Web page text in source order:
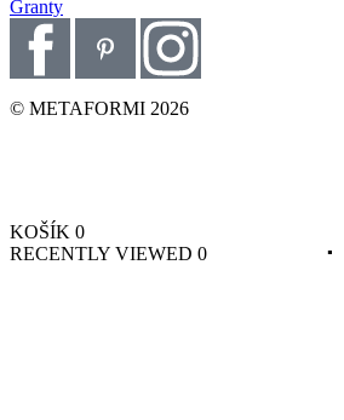
Granty
© METAFORMI 2026
KOŠÍK 0
RECENTLY VIEWED 0